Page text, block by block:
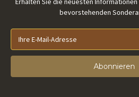
bevorstehenden
M
i